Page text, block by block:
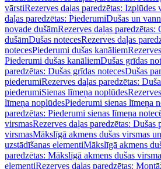
vārstiRezerves daļas paredzētas: Izplūdes
daļas paredzētas: PiederumiDušas un
novade dušāmRezerves daļas paredzētas:
dušāmDušas notecesRezerves daļas
notecesPiederumi dušas kanāliem
Piederumi dušas kanāliemDušas grīdas
paredzētas: Dušas grīdas notecesDušas
piederumiRezerves daļas paredzētas:
piederumiSienas līmeņa noplūdes
līmeņa noplūdesPiederumi sienas līmeņa
paredzētas: Piederumi sienas līmeņa
virsmasRezerves daļas paredzētas: Dušas
virsmasMākslīgā akmens dušas virsmas
uzstādīšanas elementiMākslīgā akmens
paredzētas: Mākslīgā akmens dušas
elementiRezerves daļas paredzētas: